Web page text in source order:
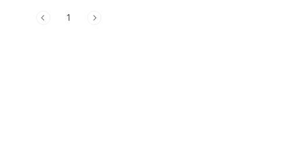
화에 삽입된 바에 의하면, 프로메테우스는 동
1